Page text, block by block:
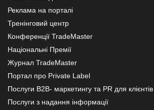
Реклама на порталі
Тренінговий центр
Конференції TradeMaster
Національні Премії
Журнал TradeMaster
Портал про Private Label
Послуги В2В- маркетингу та PR для клієнтів
Послуги з надання інформації